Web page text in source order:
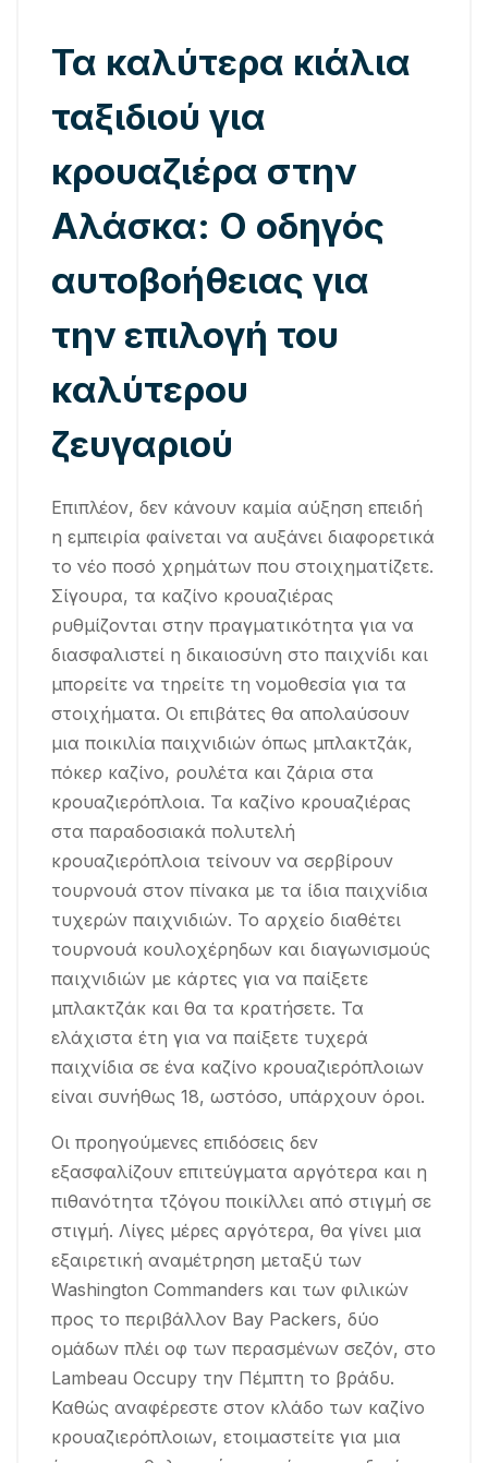
Τα καλύτερα κιάλια
ταξιδιού για
κρουαζιέρα στην
Αλάσκα: Ο οδηγός
αυτοβοήθειας για
την επιλογή του
καλύτερου
ζευγαριού
Επιπλέον, δεν κάνουν καμία αύξηση επειδή
η εμπειρία φαίνεται να αυξάνει διαφορετικά
το νέο ποσό χρημάτων που στοιχηματίζετε.
Σίγουρα, τα καζίνο κρουαζιέρας
ρυθμίζονται στην πραγματικότητα για να
διασφαλιστεί η δικαιοσύνη στο παιχνίδι και
μπορείτε να τηρείτε τη νομοθεσία για τα
στοιχήματα. Οι επιβάτες θα απολαύσουν
μια ποικιλία παιχνιδιών όπως μπλακτζάκ,
πόκερ καζίνο, ρουλέτα και ζάρια στα
κρουαζιερόπλοια. Τα καζίνο κρουαζιέρας
στα παραδοσιακά πολυτελή
κρουαζιερόπλοια τείνουν να σερβίρουν
τουρνουά στον πίνακα με τα ίδια παιχνίδια
τυχερών παιχνιδιών. Το αρχείο διαθέτει
τουρνουά κουλοχέρηδων και διαγωνισμούς
παιχνιδιών με κάρτες για να παίξετε
μπλακτζάκ και θα τα κρατήσετε. Τα
ελάχιστα έτη για να παίξετε τυχερά
παιχνίδια σε ένα καζίνο κρουαζιερόπλοιων
είναι συνήθως 18, ωστόσο, υπάρχουν όροι.
Οι προηγούμενες επιδόσεις δεν
εξασφαλίζουν επιτεύγματα αργότερα και η
πιθανότητα τζόγου ποικίλλει από στιγμή σε
στιγμή. Λίγες μέρες αργότερα, θα γίνει μια
εξαιρετική αναμέτρηση μεταξύ των
Washington Commanders και των φιλικών
προς το περιβάλλον Bay Packers, δύο
ομάδων πλέι οφ των περασμένων σεζόν, στο
Lambeau Occupy την Πέμπτη το βράδυ.
Καθώς αναφέρεστε στον κλάδο των καζίνο
κρουαζιερόπλοιων, ετοιμαστείτε για μια